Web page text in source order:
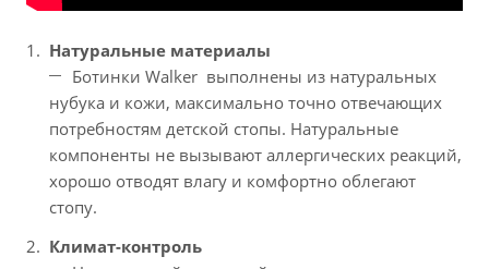
Натуральные материалы
Ботинки Walker выполнены из натуральных
нубука и кожи, максимально точно отвечающих
потребностям детской стопы. Натуральные
компоненты не вызывают аллергических реакций,
хорошо отводят влагу и комфортно облегают
стопу.
Климат-контроль